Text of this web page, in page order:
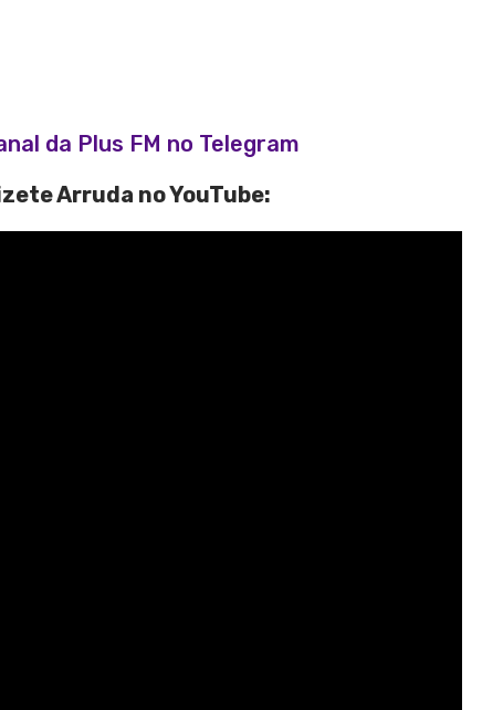
da Plus FM no Telegram
Arruda no YouTube: